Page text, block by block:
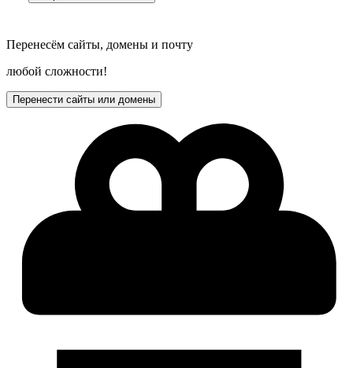
Перенесём сайты, домены и почту
любой сложности!
Перенести сайты или домены